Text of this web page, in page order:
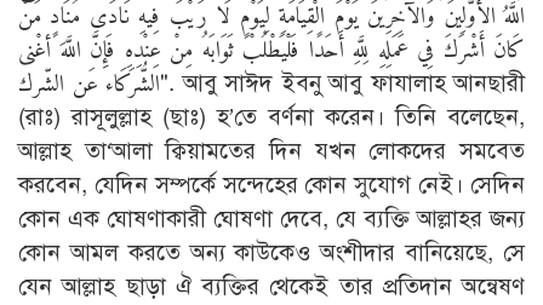
اللَّهُ الأَوَّلِينَ وَالآخِرِينَ يَوْمَ الْقِيَامَةِ لِيَوْمٍ لَا رَيْبَ فِيهِ نَادَى مُنَادٍ مَنْ
كَانَ أَشْرَكَ فِي عَمَلِهِ لِلَّهِ أَحَدًا فَلْيَطْلُبْ ثَوَابَهُ مِنْ عِنْدِهِ فَإِنَّ اللَّهَ أغْنى
الشُّرَكَاء عَن الشّرك". আবু সাঈদ ইবনু আবু ফাযালাহ আনছারী
(রাঃ) রাসূলুল্লাহ (ছাঃ) হ’তে বর্ণনা করেন। তিনি বলেছেন,
আল্লাহ তা‘আলা ক্বিয়ামতের দিন যখন লোকদের সমবেত
করবেন, যেদিন সম্পর্কে সন্দেহের কোন সুযোগ নেই। সেদিন
কোন এক ঘোষণাকারী ঘোষণা দেবে, যে ব্যক্তি আল্লাহর জন্য
কোন আমল করতে অন্য কাউকেও অংশীদার বানিয়েছে, সে
যেন আল্লাহ ছাড়া ঐ ব্যক্তির থেকেই তার প্রতিদান অন্বেষণ